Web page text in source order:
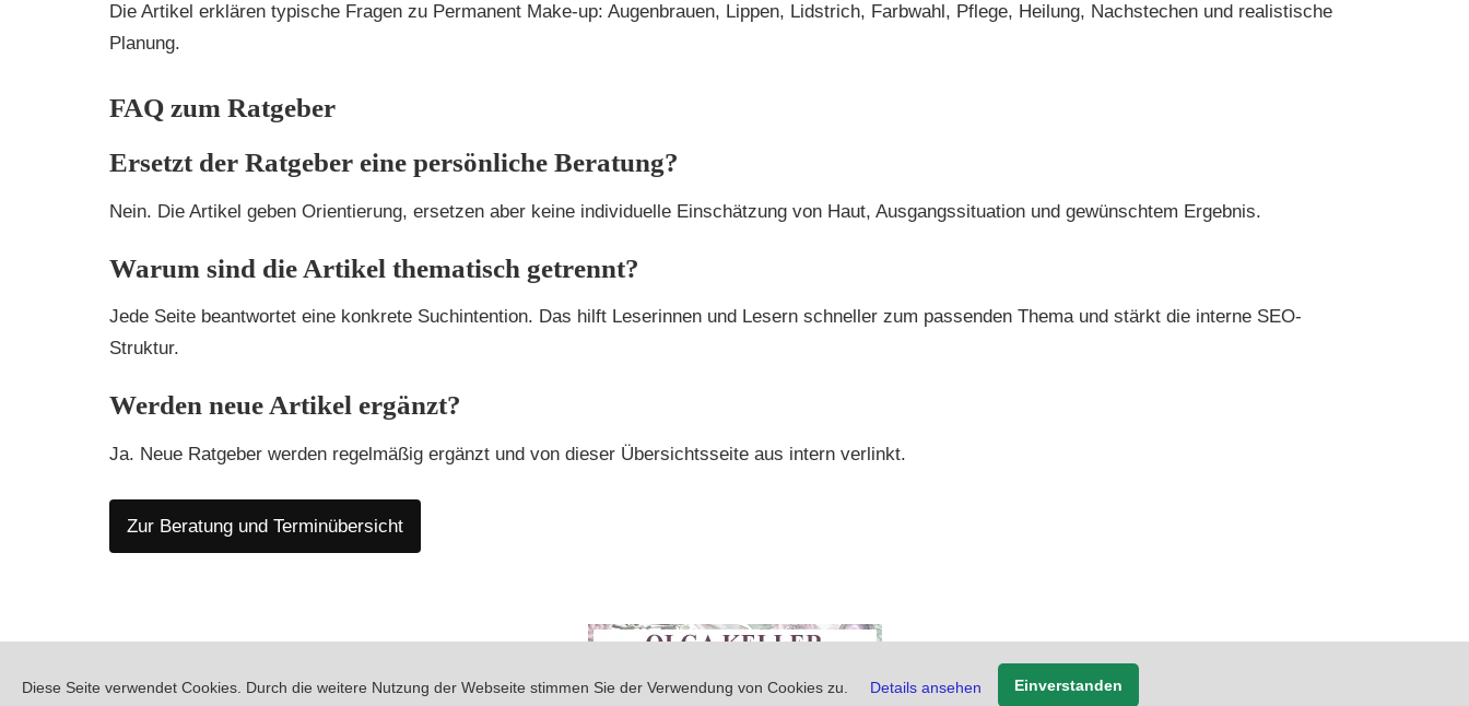
Die Artikel erklären typische Fragen zu Permanent Make-up: Augenbrauen, Lippen, Lidstrich, Farbwahl, Pflege, Heilung, Nachstechen und realistische
Planung.
FAQ zum Ratgeber
Ersetzt der Ratgeber eine persönliche Beratung?
Nein. Die Artikel geben Orientierung, ersetzen aber keine individuelle Einschätzung von Haut, Ausgangssituation und gewünschtem Ergebnis.
Warum sind die Artikel thematisch getrennt?
Jede Seite beantwortet eine konkrete Suchintention. Das hilft Leserinnen und Lesern schneller zum passenden Thema und stärkt die interne SEO-
Struktur.
Werden neue Artikel ergänzt?
Ja. Neue Ratgeber werden regelmäßig ergänzt und von dieser Übersichtsseite aus intern verlinkt.
Zur Beratung und Terminübersicht
IMPRESSUM
DATENSCHUTZERKLÄRUNG
© 2013-2026.
Diese Seite verwendet Cookies. Durch die weitere Nutzung der Webseite stimmen Sie der Verwendung von Cookies zu. Details ansehen Einverstanden